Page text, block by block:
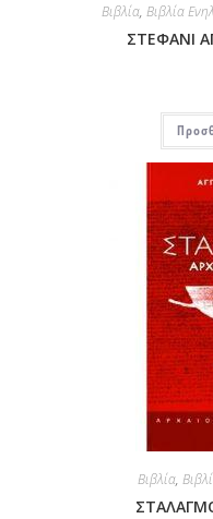
Βιβλία, Βιβλία
ΣΤΕΦΑΝΙ
Βιβλία,